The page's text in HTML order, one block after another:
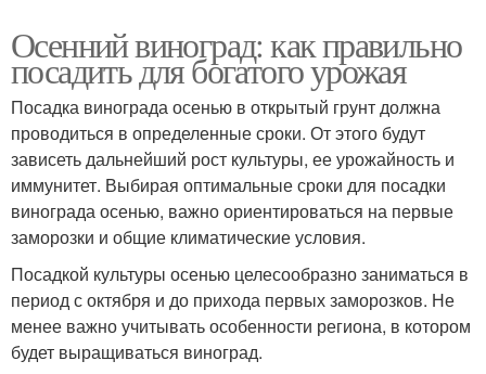
Осенний виноград: как правильно
посадить для богатого урожая
Посадка винограда осенью в открытый грунт должна
проводиться в определенные сроки. От этого будут
зависеть дальнейший рост культуры, ее урожайность и
иммунитет. Выбирая оптимальные сроки для посадки
винограда осенью, важно ориентироваться на первые
заморозки и общие климатические условия.
Посадкой культуры осенью целесообразно заниматься в
период с октября и до прихода первых заморозков. Не
менее важно учитывать особенности региона, в котором
будет выращиваться виноград.